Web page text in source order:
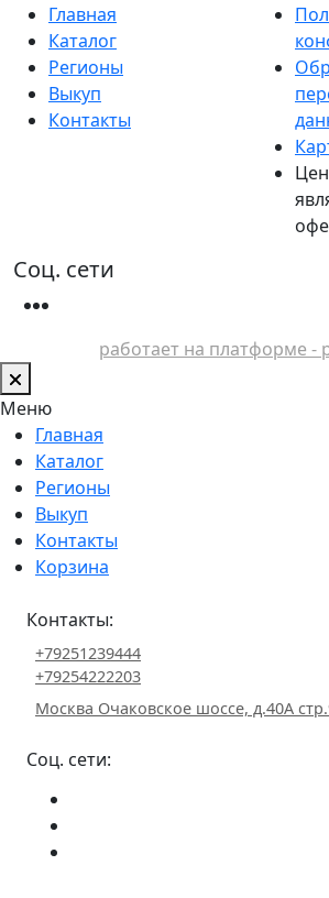
Главная
Каталог
Регионы
Выкуп
Контакты
Соц. сети
работает на платформе -
Меню
Главная
Каталог
Регионы
Выкуп
Контакты
Корзина
Контакты:
+79251239444
+79254222203
Москва Очаковское шоссе, д.40А
Соц. сети: